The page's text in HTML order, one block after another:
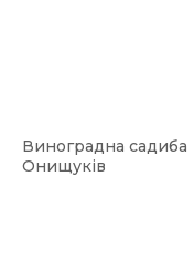
Виноградна садиба
Онищуків